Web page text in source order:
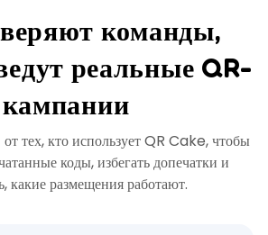
команды,
реальные QR-
кампании
тех, кто использует QR Cake, чтобы
коды, избегать допечатки и
какие размещения работают.